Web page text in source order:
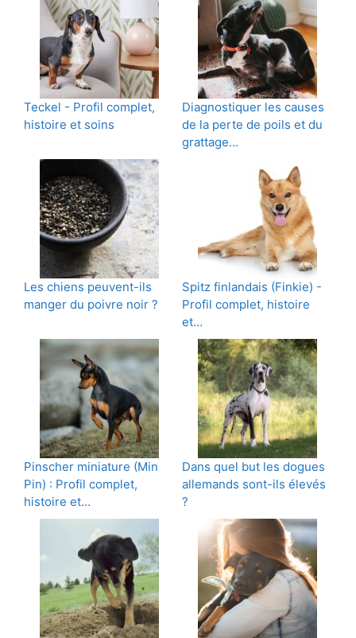
Teckel - Profil complet,
histoire et soins
Diagnostiquer les causes
de la perte de poils et du
grattage…
Les chiens peuvent-ils
manger du poivre noir ?
Spitz finlandais (Finkie) -
Profil complet, histoire
et…
Pinscher miniature (Min
Pin) : Profil complet,
histoire et…
Dans quel but les dogues
allemands sont-ils élevés
?